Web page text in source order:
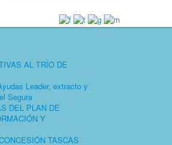
AL TRÍO DE
Leader, extracto y
Segura
DEL PLAN DE
Y
TASCAS